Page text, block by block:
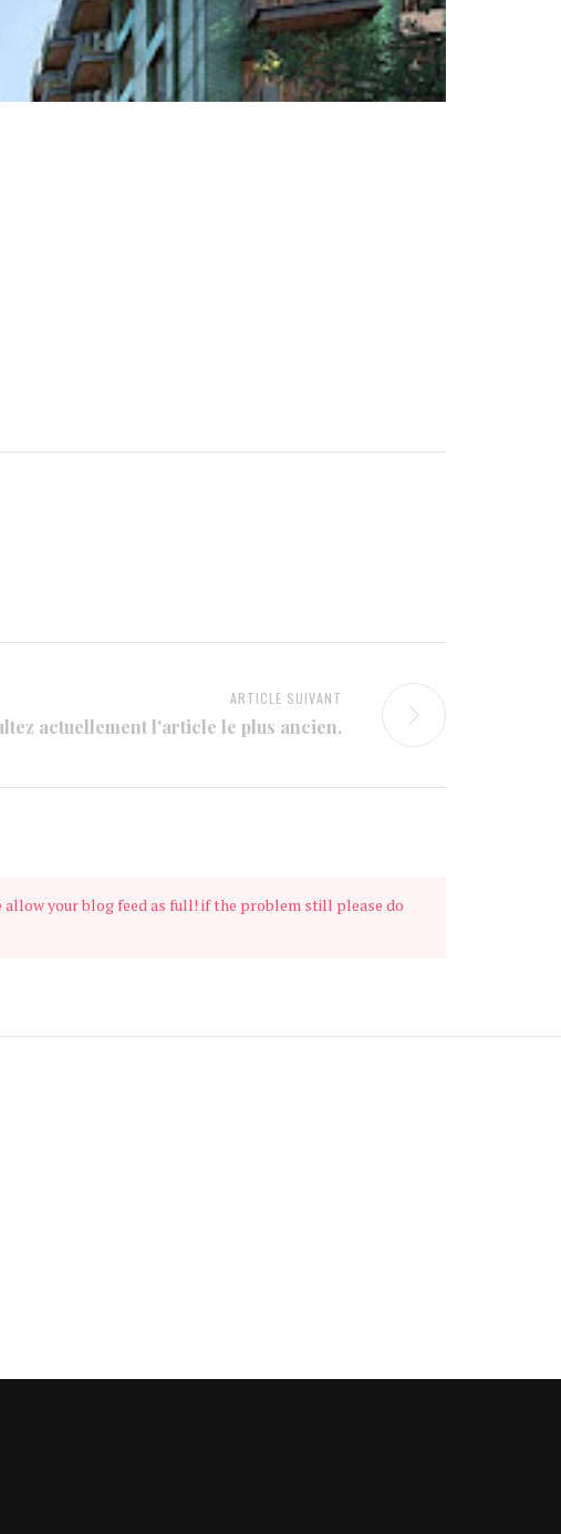
ARTICLE SUIVANT
actuellement l'article le plus ancien.
your blog feed as full! if the problem still please do